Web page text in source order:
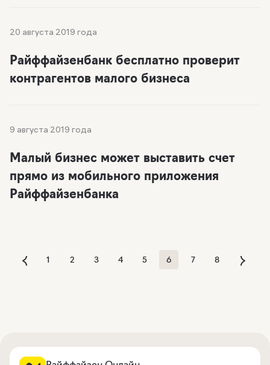
20 августа 2019 года
Райффайзенбанк бесплатно проверит
контрагентов малого бизнеса
9 августа 2019 года
Малый бизнес может выставить счет
прямо из мобильного приложения
Райффайзенбанка
1 2 3 4 5 6 7 8